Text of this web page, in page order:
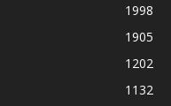
1998
1905
1202
1132